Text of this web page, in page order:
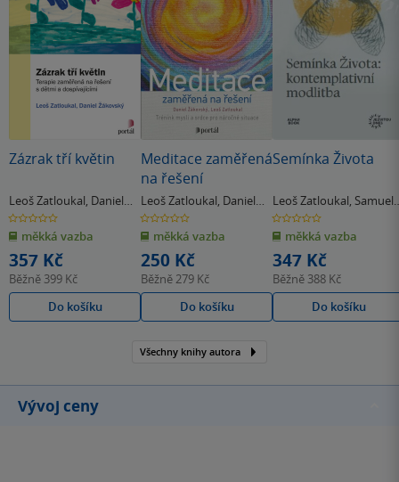
Zázrak tří květin
Leoš Zatloukal, Daniel
Žákovský
0.0
z
5
hvězdiček
měkká vazba
357 Kč
Běžně 399 Kč
Do košíku
Meditace zaměřená
na řešení
Leoš Zatloukal, Daniel
Žákovský
0.0
z
5
hvězdiček
měkká vazba
250 Kč
Běžně279 Kč
Do košíku
Semínka Života
Leoš Zatloukal, Samuel
Privara
0.0
z
5
hvězdiček
měkká vazba
347 Kč
Běžně 388 Kč
Do košíku
Všechny knihy autora
Vývoj ceny